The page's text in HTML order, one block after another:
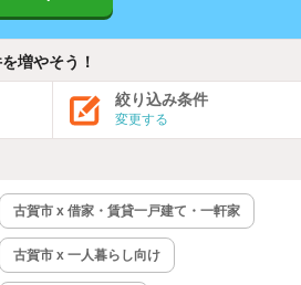
増やそう！
絞り込み条件
変更する
古賀市 x 借家・賃貸一戸建て・一軒家
古賀市 x 一人暮らし向け